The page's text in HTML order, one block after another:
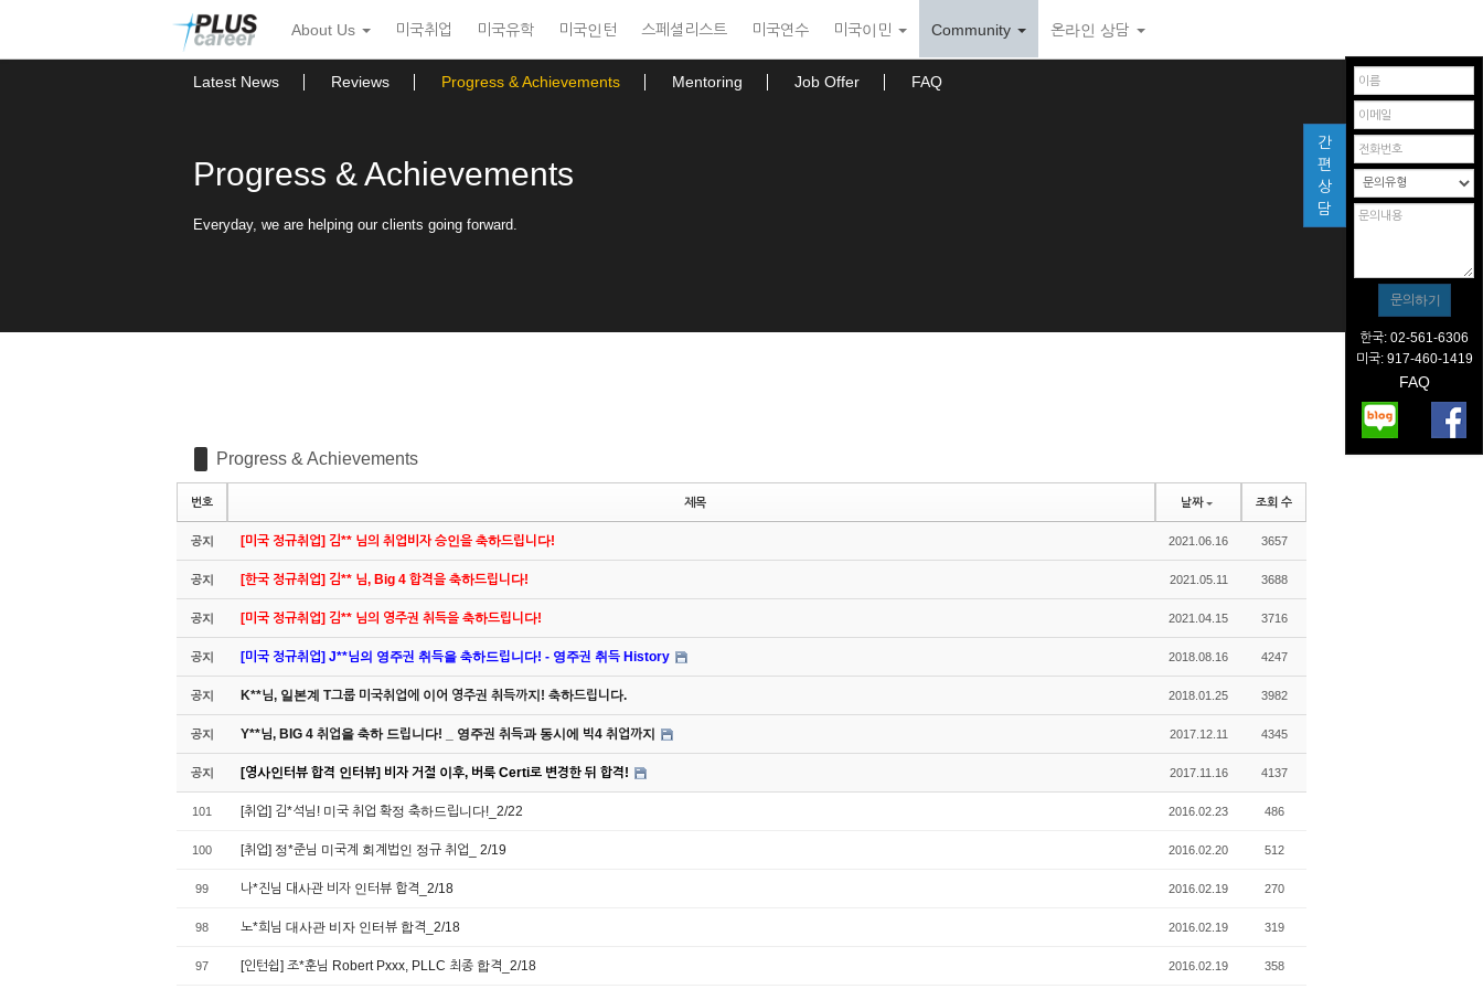
뉴
토
About Us 미국취업 미국유학 미국인턴 스페셜리스트 미국연수 미국이민 Community 온라인 상담
Latest News Reviews Progress & Achievements Mentoring Job Offer FAQ
Progress & Achievements
Everyday, we are helping our clients going forward.
Progress & Achievements
번호 제목 날짜 조회 수
공지 [미국 정규취업] 김** 님의 취업비자 승인을 축하드립니다! 2021.06.16 3657
공지 [한국 정규취업] 김** 님, Big 4 합격을 축하드립니다! 2021.05.11 3688
공지 [미국 정규취업] 김** 님의 영주권 취득을 축하드립니다! 2021.04.15 3716
공지 [미국 정규취업] J**님의 영주권 취득을 축하드립니다! - 영주권 취득 History 2018.08.16 4247
공지 K**님, 일본계 T그룹 미국취업에 이어 영주권 취득까지! 축하드립니다. 2018.01.25 3982
공지 Y**님, BIG 4 취업을 축하 드립니다! _ 영주권 취득과 동시에 빅4 취업까지 2017.12.11 4345
공지 [영사인터뷰 합격 인터뷰] 비자 거절 이후, 버룩 Certi로 변경한 뒤 합격! 2017.11.16 4137
101 [취업] 김*석님! 미국 취업 확정 축하드립니다!_2/22 2016.02.23 486
100 [취업] 정*준님 미국계 회계법인 정규 취업_ 2/19 2016.02.20 512
99 나*진님 대사관 비자 인터뷰 합격_2/18 2016.02.19 270
98 노*희님 대사관 비자 인터뷰 합격_2/18 2016.02.19 319
97 [인턴쉽] 조*훈님 Robert Pxxx, PLLC 최종 합격_2/18 2016.02.19 358
간
편
상
담
한국: 02-561-6306
미국: 917-460-1419
FAQ